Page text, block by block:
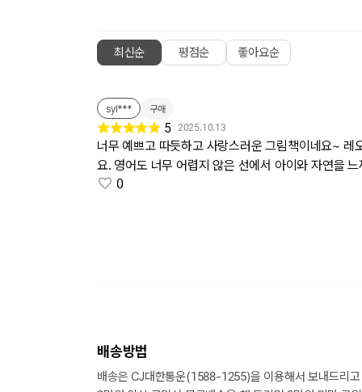
최신순 평점순 좋아요순
syl*** 구매
5 2025.10.13
너무 예쁘고 따듯하고 사랑스러운 그림책이네요~
요. 영어도 너무 어렵지 않은 선에서 아이와 자연을
0
배송방법
배송은 CJ대한통운(1588-1255)을 이용해서 보내드리